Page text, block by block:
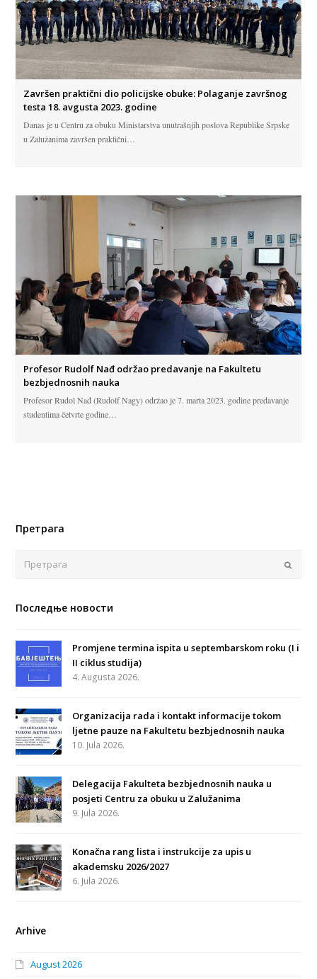
Završen praktični dio policijske obuke: Polaganje završnog
testa 18. avgusta 2023. godine
Danas je u Centru za obuku Ministarstva unutrašnjih poslova Republike Srpske
u Zalužanima završen praktični…
Profesor Rudolf Nađ održao predavanje na Fakultetu
bezbjednosnih nauka
Profesor Rudol Nađ (Rudolf Nagy) održao je 7. marta 2023. godine predavanje
studentima četvrte godine…
Претрага
Последње новости
Promjene termina ispita u septembarskom roku (I i
II ciklus studija)
4. Augusta 2026.
Organizacija rada i kontakt informacije tokom
ljetne pauze na Fakultetu bezbjednosnih nauka
10. Jula 2026.
Delegacija Fakulteta bezbjednosnih nauka u
posjeti Centru za obuku u Zalužanima
9. Jula 2026.
Konačna rang lista i instrukcije za upis u
akademsku 2026/2027
6. Jula 2026.
Arhive
August 2026